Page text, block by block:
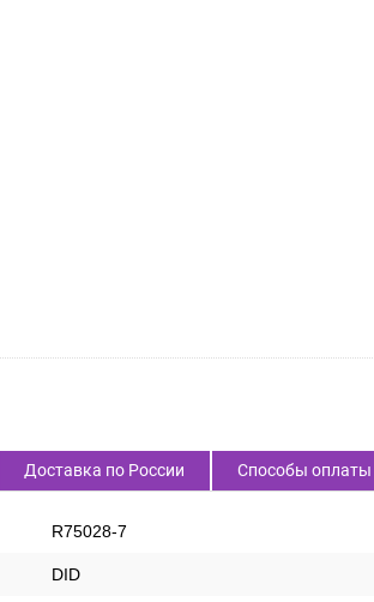
Доставка по России Способы оплаты
R75028-7
DID